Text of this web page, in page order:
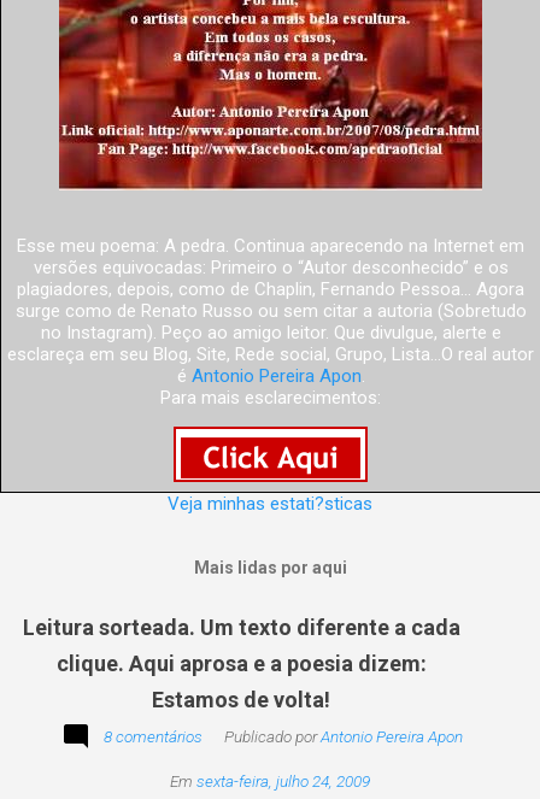
Esse meu poema: A pedra. Continua aparecendo na Internet em
versões equivocadas: Primeiro o “Autor desconhecido” e os
plagiadores, depois, como de Chaplin, Fernando Pessoa... Agora
surge como de Renato Russo ou sem citar a autoria (Sobretudo
no Instagram). Peço ao amigo leitor. Que divulgue, alerte e
esclareça em seu Blog, Site, Rede social, Grupo, Lista...O real autor
é Antonio Pereira Apon.
Para mais esclarecimentos:
Veja minhas estati?sticas
Mais lidas por aqui
Leitura sorteada. Um texto diferente a cada
clique. Aqui aprosa e a poesia dizem:
Estamos de volta!
8 comentários Publicado porAntonio Pereira Apon
Em sexta-feira, julho 24, 2009